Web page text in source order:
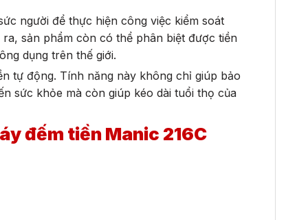
người để thực hiện công việc kiểm soát
sản phẩm còn có thể phân biệt được tiền
dụng trên thế giới.
tự động. Tính năng này không chỉ giúp bảo
sức khỏe mà còn giúp kéo dài tuổi thọ của
đếm tiền Manic 216C